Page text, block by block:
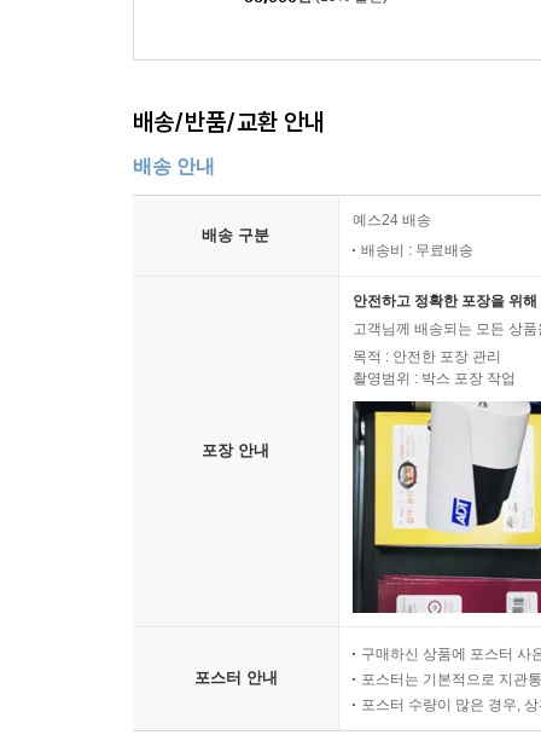
배송/반품/교환 안내
배송 안내
배송 구분
예스24 배송
배송비 : 무료배송
포장 안내
안전하고 정확한 포장을 위
고객님께 배송되는 모든 상
목적 : 안전한 포장 관리
촬영범위 : 박스 포장 작업
포스터 안내
구매하신 상품에 포스터 사
포스터는 기본적으로 지관
포스터 수량이 많은 경우,